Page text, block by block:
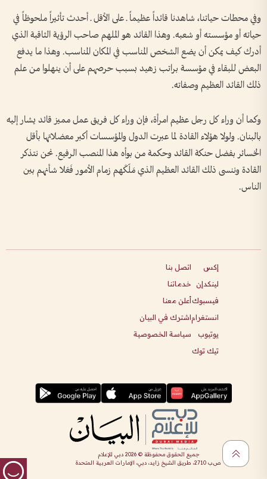
وفي محطات حياتنا، شاهدنا قائداً عظيماً ـ على الأقل ـ أحدث تأثيراً ملحوظاً في
حياته أو مؤسسته أو شعبه. وهذا القائد هو الملهم صاحب الرؤية الثاقبة الذي
أدرك كيف يمكن أن يضع الشخص المناسب في المكان المناسب. وهذا ما يدفع
البعض للبقاء في مؤسسة براتب زهيد بسبب حرصهم على أن ينهلوا من علم
ذلك القائد العظيم وصفاته.
وكما أن وراء كل رجل عظيم امرأة، فإن وراء كل فريق عمل مميز قائد يشار إليه
بالبنان. ولولا هؤلاء القادة لما عبرت الدول والمؤسسات أكبر معضلاتها بأقل
الخسائر بفضل حنكة القائد وحكمة من بوأه هذا المنصب الرفيع. نحن نتذكر
القادة وننسى ذلك القائد العظيم الذي مَلّكَهم زمام الأمور فَعَلا شأنهم بين
الناس.
إكس
لينكدإن
فيسبوك
انستغرام
يوتيوب
تيك توك
اتصل بنا
خدماتنا
أعلن معنا
اشترك في البيان
سياسة الخصوصية
جميع الحقوق محفوظة ©2026 دبي للإعلام
ص.ب 2710، طريق الشيخ زايد، دبي، الإمارات العربية المتحدة